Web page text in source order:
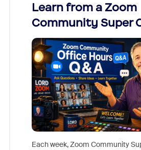
Learn from a Zoom
Community Super
Each week, Zoom Community